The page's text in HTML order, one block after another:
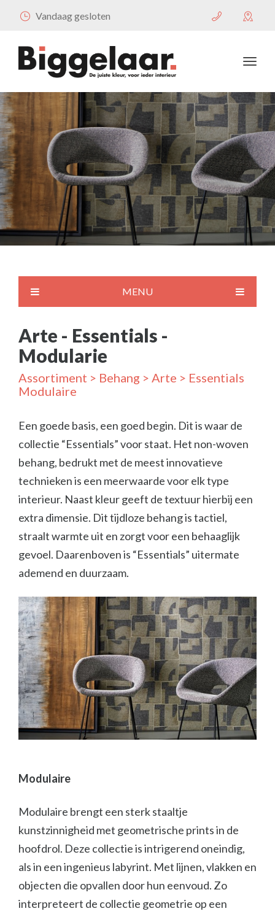
Vandaag gesloten
MENU
Arte - Essentials -
Modularie
Assortiment > Behang > Arte > Essentials
Modulaire
Een goede basis, een goed begin. Dit is waar de
collectie “Essentials” voor staat. Het non-woven
behang, bedrukt met de meest innovatieve
technieken is een meerwaarde voor elk type
interieur. Naast kleur geeft de textuur hierbij een
extra dimensie. Dit tijdloze behang is tactiel,
straalt warmte uit en zorgt voor een behaaglijk
gevoel. Daarenboven is “Essentials” uitermate
ademend en duurzaam.
Modulaire
Modulaire brengt een sterk staaltje
kunstzinnigheid met geometrische prints in de
hoofdrol. Deze collectie is intrigerend oneindig,
als in een ingenieus labyrint. Met lijnen, vlakken en
objecten die opvallen door hun eenvoud. Zo
interpreteert de collectie geometrie op een